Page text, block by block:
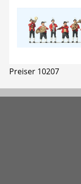
Preiser 10207